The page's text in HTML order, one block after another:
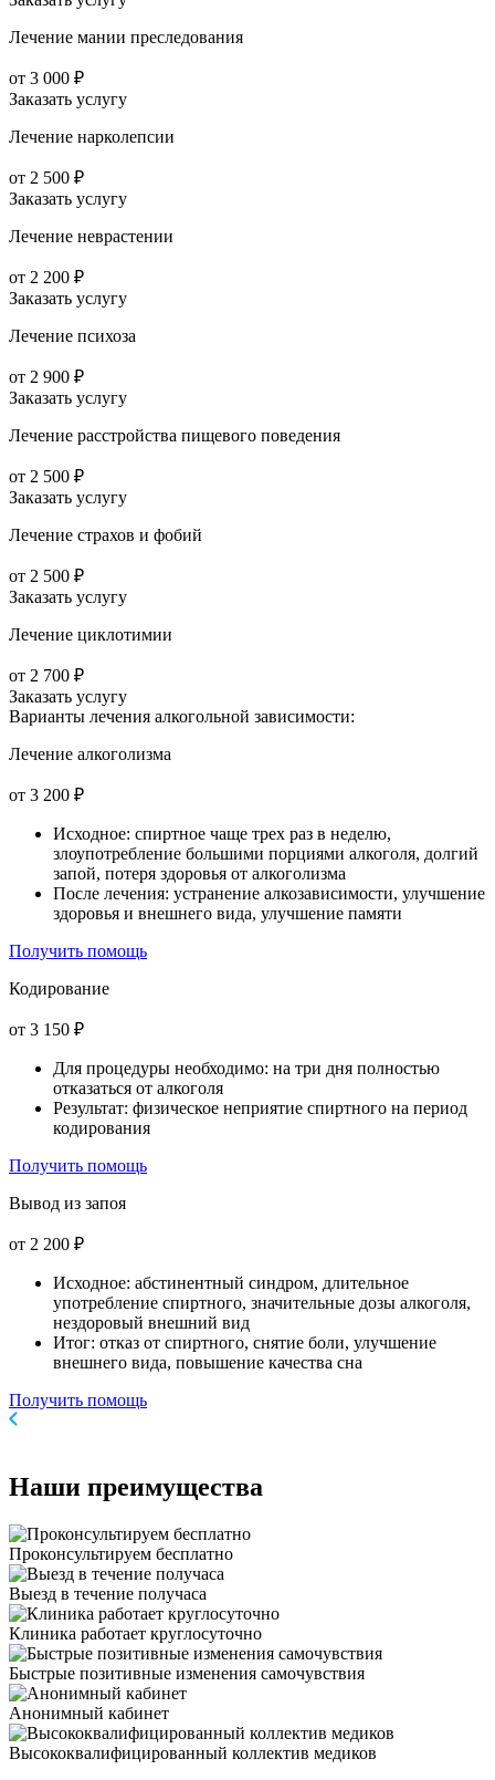
Лечение мании преследования
от 3 000 ₽
Заказать услугу
Лечение нарколепсии
от 2 500 ₽
Заказать услугу
Лечение неврастении
от 2 200 ₽
Заказать услугу
Лечение психоза
от 2 900 ₽
Заказать услугу
Лечение расстройства пищевого поведения
от 2 500 ₽
Заказать услугу
Лечение страхов и фобий
от 2 500 ₽
Заказать услугу
Лечение циклотимии
от 2 700 ₽
Заказать услугу
Варианты лечения алкогольной зависимости:
Лечение алкоголизма
от 3 200 ₽
Исходное: спиртное чаще трех раз в неделю,
злоупотребление большими порциями алкоголя, долгий
запой, потеря здоровья от алкоголизма
После лечения: устранение алкозависимости, улучшение
здоровья и внешнего вида, улучшение памяти
Получить помощь
Кодирование
от 3 150 ₽
Для процедуры необходимо: на три дня полностью
отказаться от алкоголя
Результат: физическое неприятие спиртного на период
кодирования
Получить помощь
Вывод из запоя
от 2 200 ₽
Исходное: абстинентный синдром, длительное
употребление спиртного, значительные дозы алкоголя,
нездоровый внешний вид
Итог: отказ от спиртного, снятие боли, улучшение
внешнего вида, повышение качества сна
Получить помощь
Наши преимущества
Проконсультируем бесплатно
Выезд в течение получаса
Клиника работает круглосуточно
Быстрые позитивные изменения самочувствия
Анонимный кабинет
Высококвалифицированный коллектив медиков